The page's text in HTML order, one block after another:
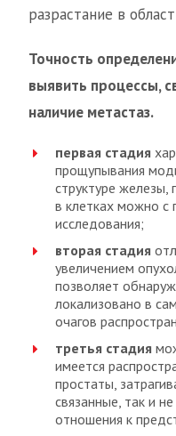
разрастание в
Точность
выявить процессы,
наличие метастаз.
первая стадия
прощупывания
структуре железы,
в клетках можно с
исследования;
вторая стадия
увеличением
позволяет
локализовано в
очагов
третья стадия
имеется
простаты,
связанные, так и
отношения к